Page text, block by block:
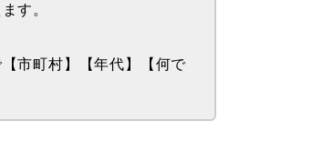
す。
市町村】【年代】【何で